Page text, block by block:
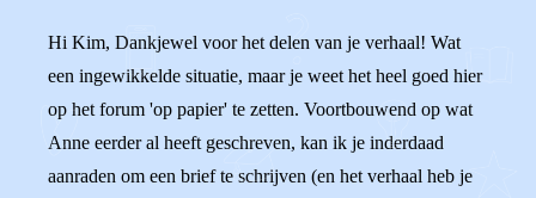
Hi Kim, Dankjewel voor het delen van je verhaal! Wat
een ingewikkelde situatie, maar je weet het heel goed hier
op het forum 'op papier' te zetten. Voortbouwend op wat
Anne eerder al heeft geschreven, kan ik je inderdaad
aanraden om een brief te schrijven (en het verhaal heb je